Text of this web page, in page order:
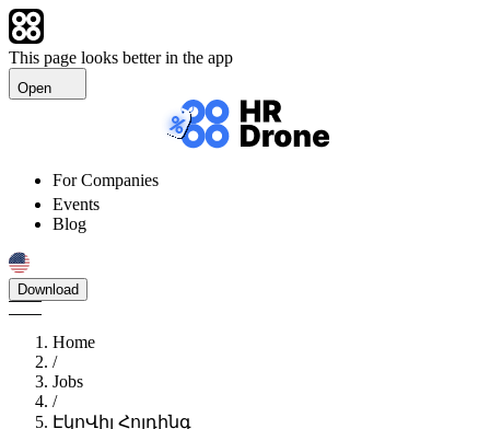
This page looks better in the app
Open
For Companies
Events
Blog
Download
Home
/
Jobs
/
ԷկոՎիլ Հոլդինգ